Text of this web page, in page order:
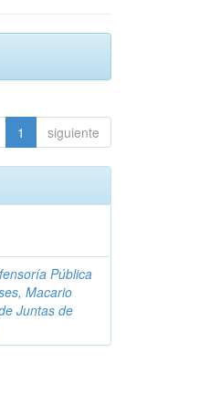
1 siguiente
Pública
Macario
Juntas de